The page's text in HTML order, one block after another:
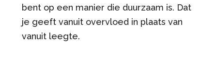
bent op een manier die duurzaam is. Dat
je geeft vanuit overvloed in plaats van
vanuit leegte.